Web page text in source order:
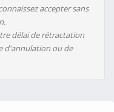
accepter sans
délai de rétractation
d'annulation ou de